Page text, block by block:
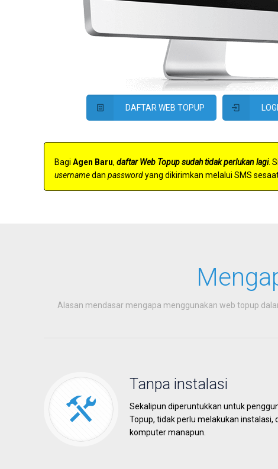
DAFTAR WEB TOPUP
Bagi Agen Baru, daftar Web Topup sudah tidak perlukan lagi.
usernamedan passwordyang dikirimkan melalui SMS
Alasan mendasar mengapa menggunakan web topup
Tanpa instalasi
Sekalipun diperuntukkan untuk
Topup, tidak perlu melakukan instalasi,
komputer manapun.